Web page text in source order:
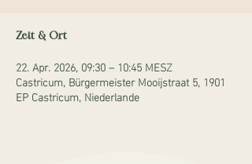
Zeit & Ort
22. Apr. 2026, 09:30 – 10:45 MESZ
Castricum, Bürgermeister Mooijstraat 5, 1901
EP Castricum, Niederlande